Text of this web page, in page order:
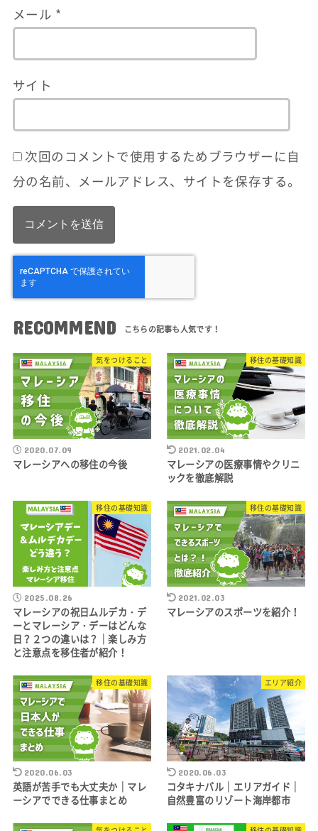
メール *
サイト
次回のコメントで使用するためブラウザーに自
分の名前、メールアドレス、サイトを保存する。
RECOMMEND
気をつけること
2020.07.09
マレーシアへの移住の今後
移住の基礎知識
2021.02.04
マレーシアの医療事情やクリニ
ックを徹底解説
移住の基礎知識
2025.08.26
マレーシアの祝日ムルデカ・デ
ーとマレーシア・デーはどんな
日？２つの違いは？｜楽しみ方
と注意点を移住者が紹介！
移住の基礎知識
2021.02.03
マレーシアのスポーツを紹介！
移住の基礎知識
2020.06.03
英語が苦手でも大丈夫か｜マレ
ーシアでできる仕事まとめ
エリア紹介
2020.06.03
コタキナバル｜エリアガイド｜
自然豊富のリゾート海岸都市